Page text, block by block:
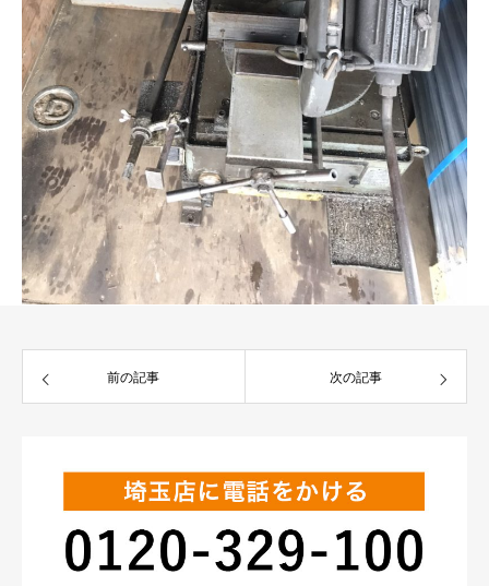
前の記事 次の記事